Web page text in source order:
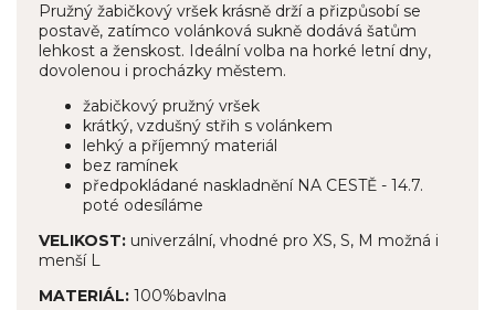
Pružný žabičkový vršek krásně drží a přizpůsobí se
postavě, zatímco volánková sukně dodává šatům
lehkost a ženskost. Ideální volba na horké letní dny,
dovolenou i procházky městem.
žabičkový pružný vršek
krátký, vzdušný střih s volánkem
lehký a příjemný materiál
bez ramínek
předpokládané naskladnění NA CESTĚ - 14.7.
poté odesíláme
VELIKOST: univerzální, vhodné pro XS, S, M možná i
menší L
MATERIÁL: 100%bavlna